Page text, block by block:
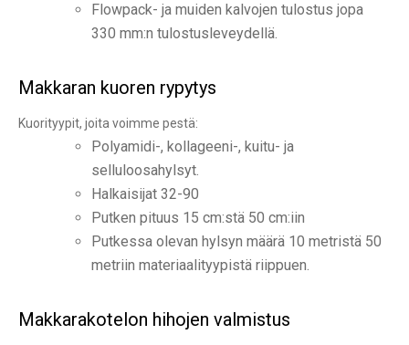
Flowpack- ja muiden kalvojen tulostus jopa
330 mm:n tulostusleveydellä.
Makkaran kuoren rypytys
Kuorityypit, joita voimme pestä:
Polyamidi-, kollageeni-, kuitu- ja
selluloosahylsyt.
Halkaisijat 32-90
Putken pituus 15 cm:stä 50 cm:iin
Putkessa olevan hylsyn määrä 10 metristä 50
metriin materiaalityypistä riippuen.
Makkarakotelon hihojen valmistus